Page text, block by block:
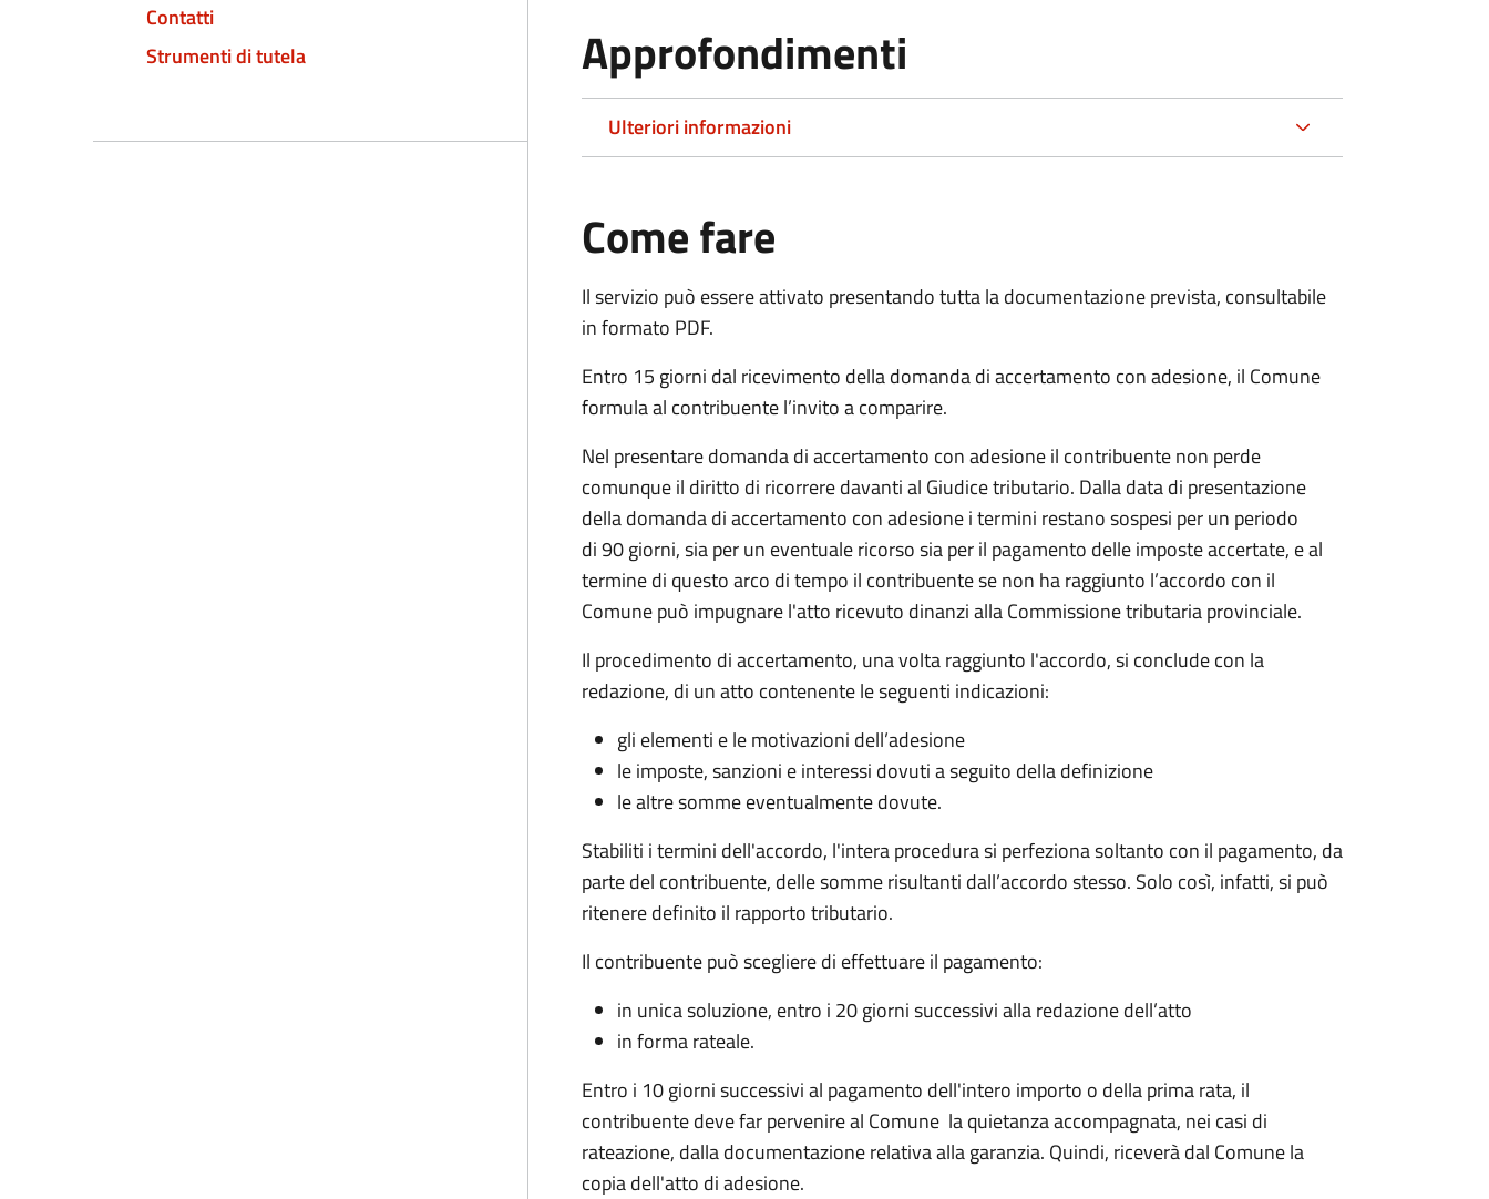
Contatti
Strumenti di tutela
Approfondimenti
Ulteriori informazioni
Come fare
Il servizio può essere attivato presentando tutta la documentazione prevista, consultabile
in formato PDF.
Entro 15 giorni dal ricevimento della domanda di accertamento con adesione, il Comune
formula al contribuente l’invito a comparire.
Nel presentare domanda di accertamento con adesione il contribuente non perde
comunque il diritto di ricorrere davanti al Giudice tributario. Dalla data di presentazione
della domanda di accertamento con adesione i termini restano sospesi per un periodo
di 90 giorni, sia per un eventuale ricorso sia per il pagamento delle imposte accertate, e al
termine di questo arco di tempo il contribuente se non ha raggiunto l’accordo con il
Comune può impugnare l'atto ricevuto dinanzi alla Commissione tributaria provinciale.
Il procedimento di accertamento, una volta raggiunto l'accordo, si conclude con la
redazione, di un atto contenente le seguenti indicazioni:
gli elementi e le motivazioni dell’adesione
le imposte, sanzioni e interessi dovuti a seguito della definizione
le altre somme eventualmente dovute.
Stabiliti i termini dell'accordo, l'intera procedura si perfeziona soltanto con il pagamento, da
parte del contribuente, delle somme risultanti dall’accordo stesso. Solo così, infatti, si può
ritenere definito il rapporto tributario.
Il contribuente può scegliere di effettuare il pagamento:
in unica soluzione, entro i 20 giorni successivi alla redazione dell’atto
in forma rateale.
Entro i 10 giorni successivi al pagamento dell'intero importo o della prima rata, il
contribuente deve far pervenire al Comune la quietanza accompagnata, nei casi di
rateazione, dalla documentazione relativa alla garanzia. Quindi, riceverà dal Comune la
copia dell'atto di adesione.